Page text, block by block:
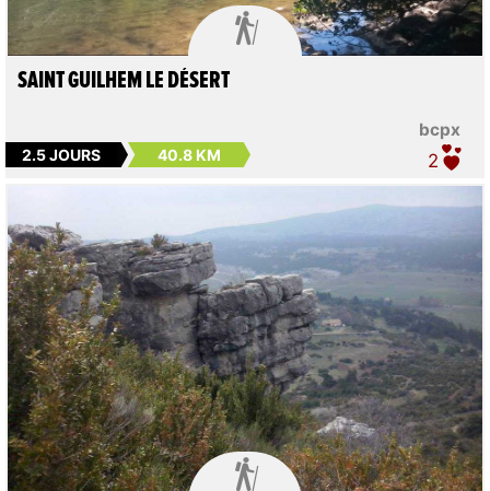

bcpx
SAINT GUILHEM LE DÉSERT
2.5 JOURS 40.8 KM 2
